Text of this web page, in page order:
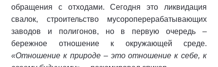
обращения с отходами. Сегодня это ликвидация
свалок, строительство мусороперерабатывающих
заводов и полигонов, но в первую очередь –
бережное отношение к окружающей среде.
«Отношение к природе – это отношение к себе, к